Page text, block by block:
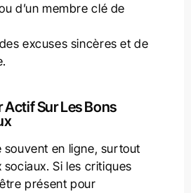
d’un membre clé de
excuses sincères et de
Actif Sur Les Bons
souvent en ligne, surtout
sociaux. Si les critiques
présent pour